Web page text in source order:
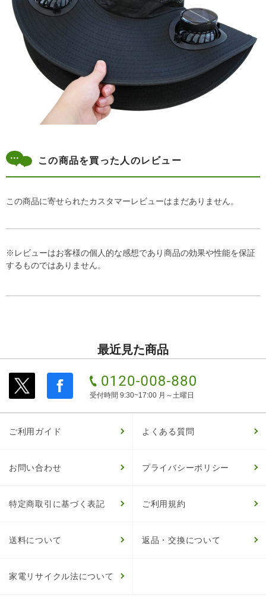
この商品を買った人のレビュー
この商品に寄せられたカスタマーレビューはまだありません。
※レビューはお客様の個人的な感想であり商品の効果や性能を保証
するものではありません。
最近見た商品
受付時間 9:30~17:00 月～土曜日
ご利用ガイド よくある質問
お問い合わせ プライバシーポリシー
特定商取引に基づく表記 ご利用規約
送料について 返品・交換について
家電リサイクル法について